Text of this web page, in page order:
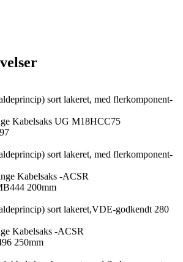
sort lakeret, med flerkomponent-
Kabelsaks UG M18HCC75
sort lakeret, med flerkomponent-
Kabelsaks -ACSR
200mm
sort lakeret,VDE-godkendt 280
Kabelsaks -ACSR
250mm